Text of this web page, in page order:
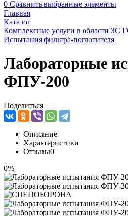
0 Сравнить выбранные элементы
Главная
Каталог
Комплексные услуги в области ЗС
Испытания фильтра-поглотителя
Лабораторные
ФПУ-200
Поделиться
Описание
Характеристики
Отзывы0
0%